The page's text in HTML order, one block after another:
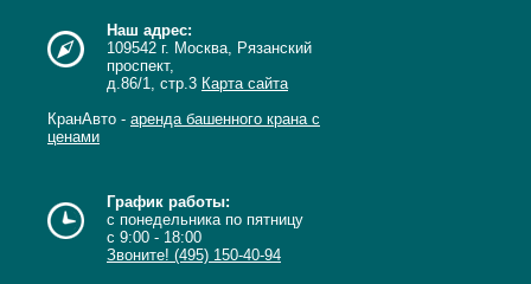
Наш адрес:
109542 г. Москва, Рязанский
проспект,
д.86/1, стр.3 Карта сайта
КранАвто - аренда башенного крана с
ценами
График работы:
с понедельника по пятницу
с 9:00 - 18:00
Звоните! (495) 150-40-94